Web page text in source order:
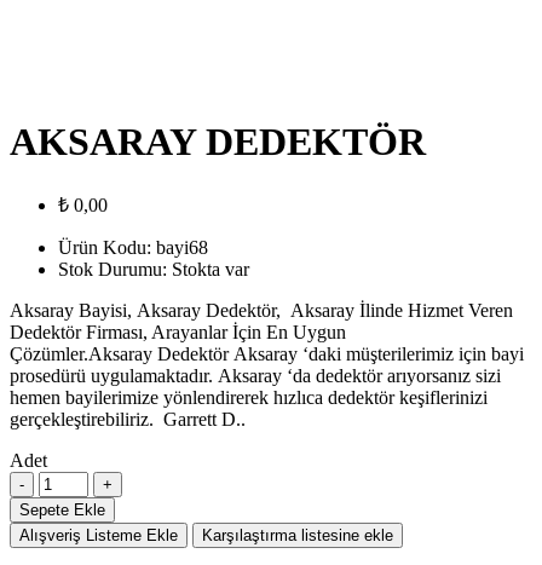
AKSARAY DEDEKTÖR
₺ 0,00
Ürün Kodu: bayi68
Stok Durumu: Stokta var
Aksaray Bayisi, Aksaray Dedektör, Aksaray İlinde Hizmet Veren
Dedektör Firması, Arayanlar İçin En Uygun
Çözümler.Aksaray Dedektör Aksaray ‘daki müşterilerimiz için bayi
prosedürü uygulamaktadır. Aksaray ‘da dedektör arıyorsanız sizi
hemen bayilerimize yönlendirerek hızlıca dedektör keşiflerinizi
gerçekleştirebiliriz. Garrett D..
Adet
Sepete Ekle
Alışveriş Listeme Ekle
Karşılaştırma listesine ekle